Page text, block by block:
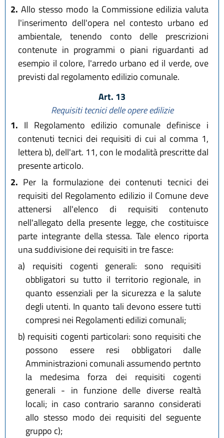
2. Allo stesso modo la Commissione edilizia valuta
l'inserimento dell'opera nel contesto urbano ed
ambientale, tenendo conto delle prescrizioni
contenute in programmi o piani riguardanti ad
esempio il colore, l'arredo urbano ed il verde, ove
previsti dal regolamento edilizio comunale.
Art. 13
Requisiti tecnici delle opere edilizie
1. Il Regolamento edilizio comunale definisce i
contenuti tecnici dei requisiti di cui al comma 1,
lettera b), dell'art. 11, con le modalità prescritte dal
presente articolo.
2. Per la formulazione dei contenuti tecnici dei
requisiti del Regolamento edilizio il Comune deve
attenersi all'elenco di requisiti contenuto
nell'allegato della presente legge, che costituisce
parte integrante della stessa. Tale elenco riporta
una suddivisione dei requisiti in tre fasce:
a) requisiti cogenti generali: sono requisiti
obbligatori su tutto il territorio regionale, in
quanto essenziali per la sicurezza e la salute
degli utenti. In quanto tali devono essere tutti
compresi nei Regolamenti edilizi comunali;
b) requisiti cogenti particolari: sono requisiti che
possono essere resi obbligatori dalle
Amministrazioni comunali assumendo pertnto
la medesima forza dei requisiti cogenti
generali - in funzione delle diverse realtà
locali; in caso contrario saranno considerati
allo stesso modo dei requisiti del seguente
gruppo c);